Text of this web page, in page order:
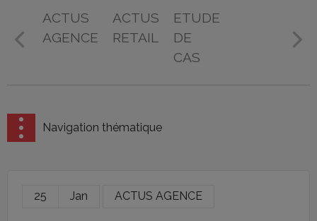
ACTUS
AGENCE
ACTUS
RETAIL
ETUDE
DE
CAS
Navigation thématique
25 Jan ACTUS AGENCE